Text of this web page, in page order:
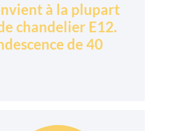
à la plupart
chandelier E12.
de 40